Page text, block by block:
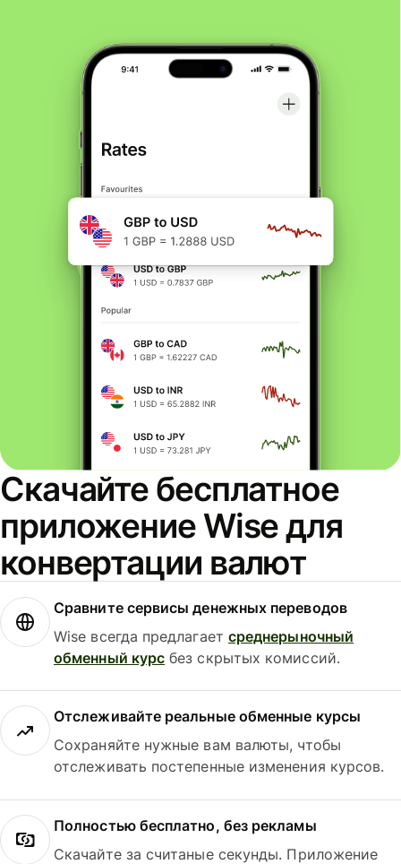
Скачайте бесплатное
приложение Wise для
конвертации валют
Сравните сервисы денежных переводов
Wise всегда предлагает среднерыночный
обменный курс без скрытых комиссий.
Отслеживайте реальные обменные курсы
Сохраняйте нужные вам валюты, чтобы
отслеживать постепенные изменения курсов.
Полностью бесплатно, без рекламы
Скачайте за считаные секунды. Приложение